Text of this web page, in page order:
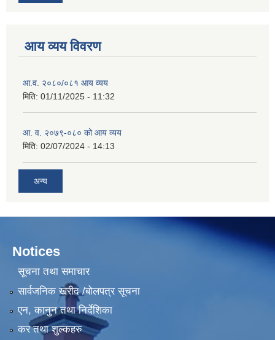
आय व्यय विवरण
आ.व. २०८०/०८१ आय व्यय
मिति: 01/11/2025 - 11:32
आ. व. २०७९-०८० को आय व्यय
मिति: 02/07/2024 - 14:13
अन्य
Notices
सूचना तथा समाचार
सार्वजनिक खरीद /बोलपत्र सूचना
एन, कानुन तथा निर्देशिका
कर तथा शुल्कहरु